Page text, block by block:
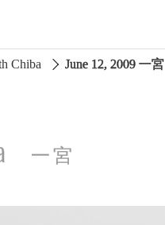
Chiba June 12, 2009 一宮
一宮